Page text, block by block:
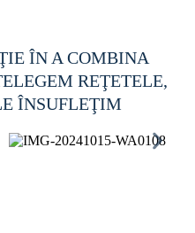
ÎN A COMBINA
REŢETELE,
ÎNSUFLEŢIM